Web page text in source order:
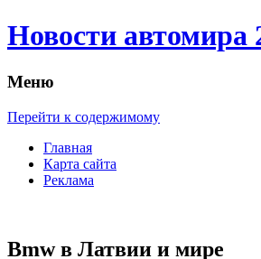
Новости автомира
Меню
Перейти к содержимому
Главная
Карта сайта
Реклама
Bmw в Латвии и мире